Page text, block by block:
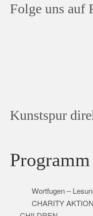
Folge uns auf
Kunstspur
Wortfugen –
CHARITY